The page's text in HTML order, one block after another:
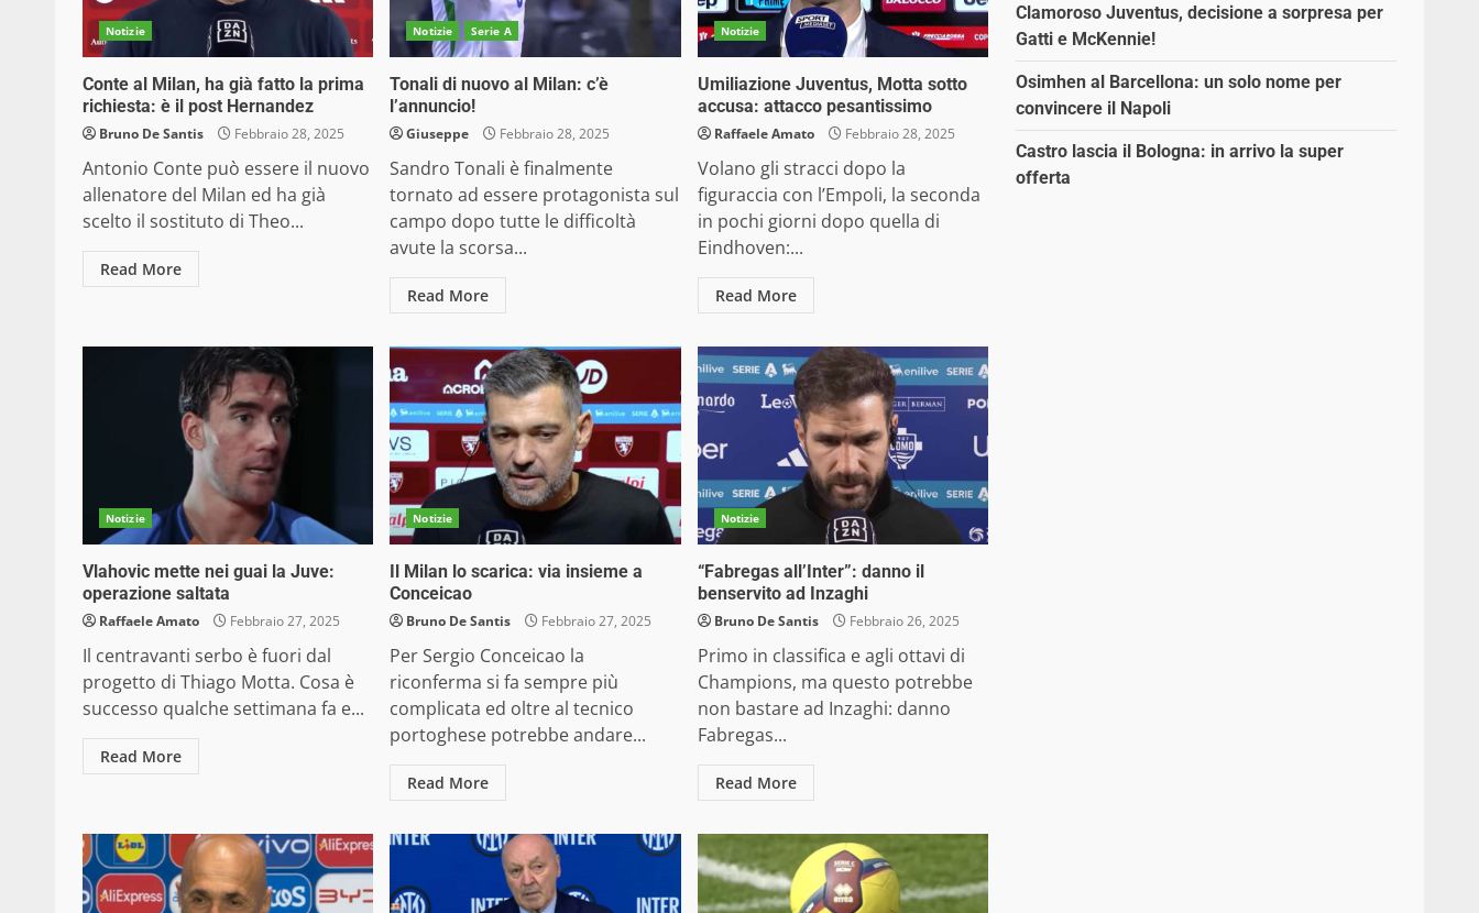
Notizie
Conte al Milan, ha già fatto la prima
richiesta: è il post Hernandez
Bruno De Santis Febbraio 28, 2025
Antonio Conte può essere il nuovo
allenatore del Milan ed ha già
scelto il sostituto di Theo...
Read More
Notizie Serie A
Tonali di nuovo al Milan: c’è
l’annuncio!
Giuseppe Febbraio 28, 2025
Sandro Tonali è finalmente
tornato ad essere protagonista sul
campo dopo tutte le difficoltà
avute la scorsa...
Read More
Notizie
Umiliazione Juventus, Motta sotto
accusa: attacco pesantissimo
Raffaele Amato Febbraio 28, 2025
Volano gli stracci dopo la
figuraccia con l’Empoli, la seconda
in pochi giorni dopo quella di
Eindhoven:...
Read More
Notizie
Vlahovic mette nei guai la Juve:
operazione saltata
Raffaele Amato Febbraio 27, 2025
Il centravanti serbo è fuori dal
progetto di Thiago Motta. Cosa è
successo qualche settimana fa e...
Read More
Notizie
Il Milan lo scarica: via insieme a
Conceicao
Bruno De Santis Febbraio 27, 2025
Per Sergio Conceicao la
riconferma si fa sempre più
complicata ed oltre al tecnico
portoghese potrebbe andare...
Read More
Notizie
“Fabregas all’Inter”: danno il
benservito ad Inzaghi
Bruno De Santis Febbraio 26, 2025
Primo in classifica e agli ottavi di
Champions, ma questo potrebbe
non bastare ad Inzaghi: danno
Fabregas...
Read More
Clamoroso Juventus, decisione a sorpresa per
Gatti e McKennie!
Osimhen al Barcellona: un solo nome per
convincere il Napoli
Castro lascia il Bologna: in arrivo la super
offerta